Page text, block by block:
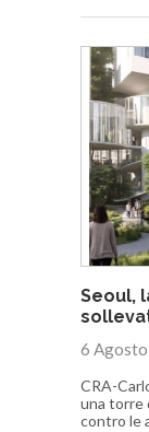
Seoul,
6
CRA-
una torre
contro le